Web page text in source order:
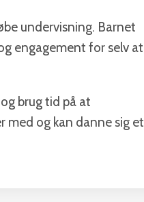
undervisning. Barnet
engagement for selv at
brug tid på at
med og kan danne sig et